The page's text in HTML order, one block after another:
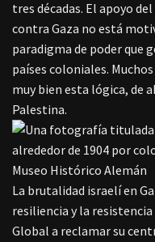
tres décadas. El apoyo
contra Gaza no está
paradigma de poder que
países coloniales.
muy bien esta lógica, de
Palestina.
La brutalidad israelí en
resiliencia y la
Global a reclamar su